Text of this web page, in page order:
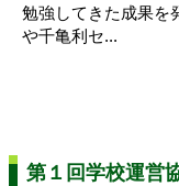
勉強してきた成果
や千亀利セ...
第１回学校運営